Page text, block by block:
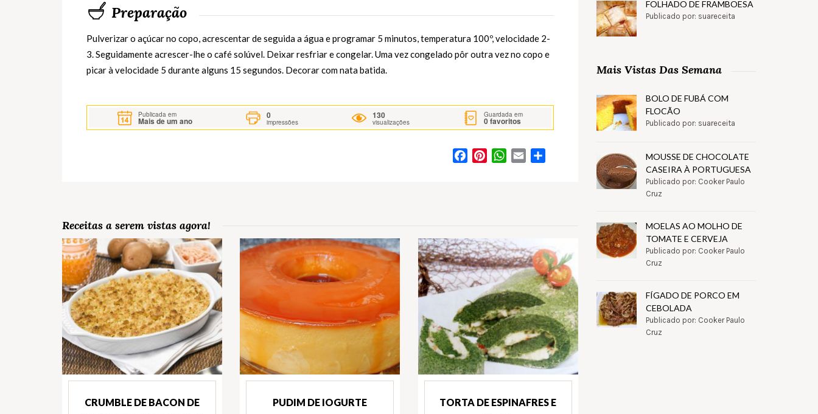
Preparação
Pulverizar o açúcar no copo, acrescentar de seguida a água e programar 5 minutos, temperatura 100º, velocidade 2-
3. Seguidamente acrescer-lhe o café solúvel. Deixar resfriar e congelar. Uma vez congelado pôr outra vez no copo e
picar à velocidade 5 durante alguns 15 segundos. Decorar com nata batida.
Publicada em
Mais de um ano
0
impressões
130
visualizações
Guardada em
0favoritos
FacebookPinterestWhatsApp
Email
Receitas a serem vistas agora!
CRUMBLE DE BACON DE
PUDIM DE IOGURTE
TORTA DE ESPINAFRES E
FOLHADO DE FRAMBOESA
Publicado por: suareceita
Mais Vistas Das Semana
BOLO DE FUBÁ COM
FLOCÃO
Publicado por: suareceita
MOUSSE DE CHOCOLATE
CASEIRA À PORTUGUESA
Publicado por: Cooker Paulo
Cruz
MOELAS AO MOLHO DE
TOMATE E CERVEJA
Publicado por: Cooker Paulo
Cruz
FÍGADO DE PORCO EM
CEBOLADA
Publicado por: Cooker Paulo
Cruz